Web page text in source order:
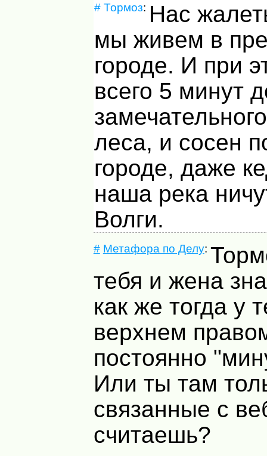
# Тормоз: Нас
мы живем в
городе. И при
всего 5 минут
леса, и сосен
городе, даже
наша река
Волги.
# Метафора по Делу:
тебя и жена
как же тогда у
верхнем
постоянно
Или ты там
связанные с
считаешь?